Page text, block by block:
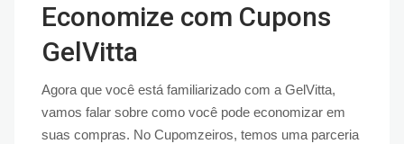
Economize com Cupons
GelVitta
Agora que você está familiarizado com a GelVitta,
vamos falar sobre como você pode economizar em
suas compras. No Cupomzeiros, temos uma parceria